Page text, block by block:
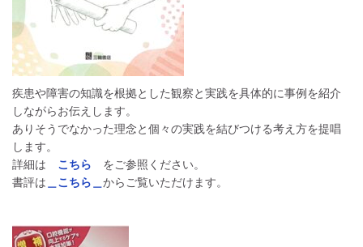
疾患や障害の知識を根拠とした観察と実践を具体的に事例を紹介
しながらお伝えします。
ありそうでなかった理念と個々の実践を結びつける考え方を提唱
します。
詳細は
こちら
をご参照ください。
書評は ＿こちら＿ からご覧いただけます。